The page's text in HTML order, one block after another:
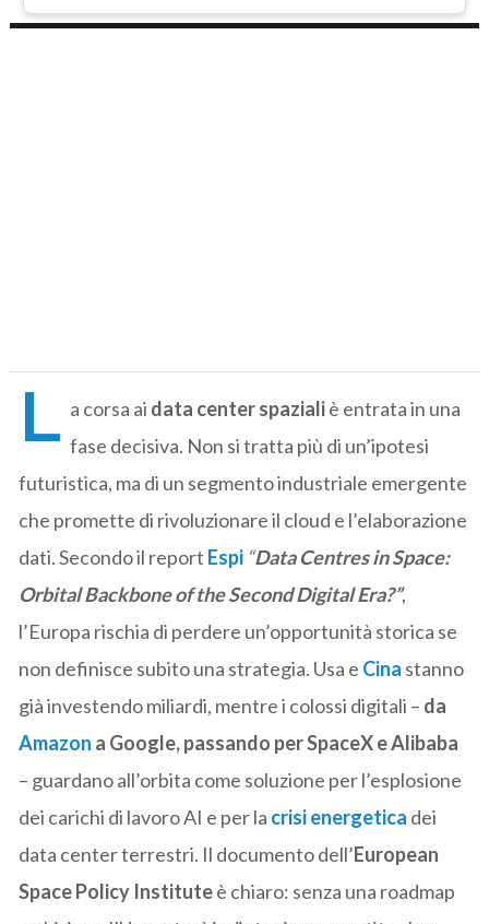
L a corsa ai data center spazialiè entrata in una
fase decisiva. Non si tratta più di un’ipotesi
futuristica, ma di un segmento industriale emergente
che promette di rivoluzionare il cloud e l’elaborazione
dati. Secondo il report Espi “Data Centres in Space:
Orbital Backbone of the Second Digital Era?”,
l’Europa rischia di perdere un’opportunità storica se
non definisce subito una strategia. Usa e Cina stanno
già investendo miliardi, mentre i colossi digitali – da
Amazon a Google, passando per SpaceX e Alibaba
– guardano all’orbita come soluzione per l’esplosione
dei carichi di lavoro AI e per la crisi energetica dei
data center terrestri. Il documento dell’European
Space Policy Instituteè chiaro: senza una roadmap